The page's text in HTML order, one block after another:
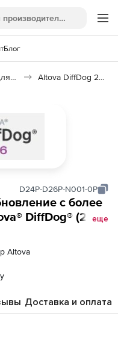
Блог
Программы для разработки ПО Altova DiffDog 2026
D24P-D26P-N001-0P
с более
DiffDog® (2024
Edition Named
еще
Altova
Доставка и оплата